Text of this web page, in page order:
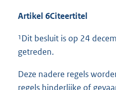
Artikel 6Citeertitel
¹Dit besluit is op 24
getreden.
Deze nadere regels
regels hinderlijke of